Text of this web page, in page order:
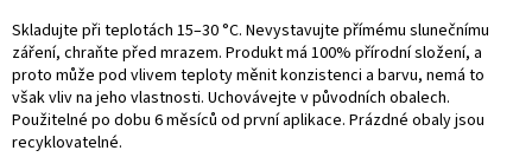
Skladujte při teplotách 15–30 °C. Nevystavujte přímému slunečnímu
záření, chraňte před mrazem. Produkt má 100% přírodní složení, a
proto může pod vlivem teploty měnit konzistenci a barvu, nemá to
však vliv na jeho vlastnosti. Uchovávejte v původních obalech.
Použitelné po dobu 6 měsíců od první aplikace. Prázdné obaly jsou
recyklovatelné.